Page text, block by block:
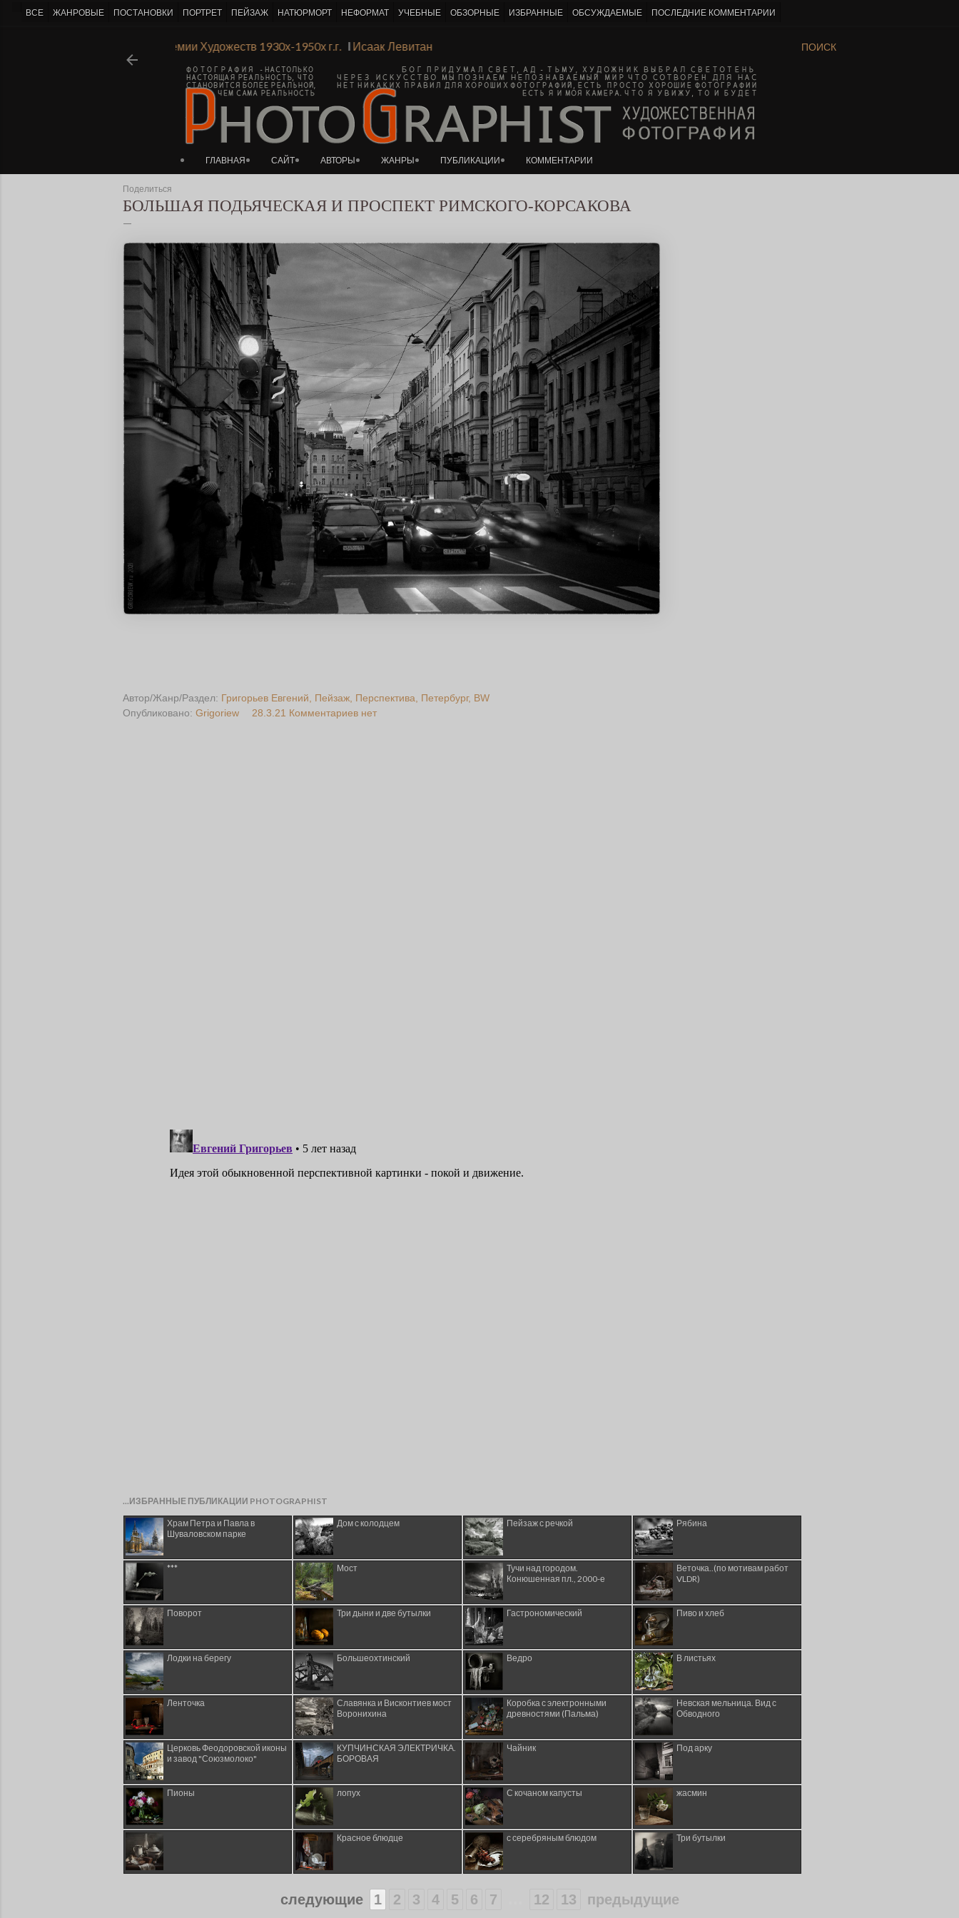
К основному контенту
ПОИСК
Из истории Ленинградской Академии Художеств 1930х-1950х г.г. ΙИсаак Левитан
ГЛАВНАЯ САЙТ АВТОРЫ ЖАНРЫ ПУБЛИКАЦИИ КОММЕНТАРИИ
Поделиться
БОЛЬШАЯ ПОДЬЯЧЕСКАЯ И ПРОСПЕКТ РИМСКОГО-КОРСАКОВА
Автор/Жанр/Раздел: Григорьев Евгений Пейзаж Перспектива Петербург BW
Опубликовано: Grigoriew 28.3.21 Комментариев нет
...ИЗБРАННЫЕ ПУБЛИКАЦИИ PHOTOGRAPHIST
Храм Петра и Павла в
Шуваловском парке
Дом с колодцем Пейзаж с речкой Рябина
*** Мост
Тучи над городом.
Конюшенная пл., 2000-е
Веточка..(по мотивам работ
VLDR)
Поворот Три дыни и две бутылки Гастрономический Пиво и хлеб
Лодки на берегу Большеохтинский Ведро В листьях
Ленточка
Славянка и Висконтиев мост
Воронихина
Коробка с электронными
древностями (Пальма)
Невская мельница. Вид с
Обводного
Церковь Феодоровской иконы
и завод "Союзмолоко"
КУПЧИНСКАЯ ЭЛЕКТРИЧКА.
БОРОВАЯ
Чайник Под арку
Пионы лопух С кочаном капусты жасмин
Красное блюдце с серебряным блюдом Три бутылки
следующие 1 2 3 4 5 6 7 12 13 предыдущие
ВСЕ ЖАНРОВЫЕ ПОСТАНОВКИ ПОРТРЕТ ПЕЙЗАЖ НАТЮРМОРТ НЕФОРМАТ УЧЕБНЫЕ ОБЗОРНЫЕ ИЗБРАННЫЕ ОБСУЖДАЕМЫЕ ПОСЛЕДНИЕ КОММЕНТАРИИ